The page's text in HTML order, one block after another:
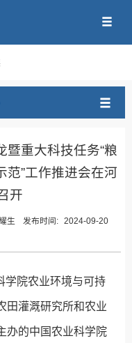
暨重大科技任务“粮
范”工作推进会在河
开
生 发布时间: 2024-09-20
院农业环境与可持
田灌溉研究所和农业
办的中国农业科学院